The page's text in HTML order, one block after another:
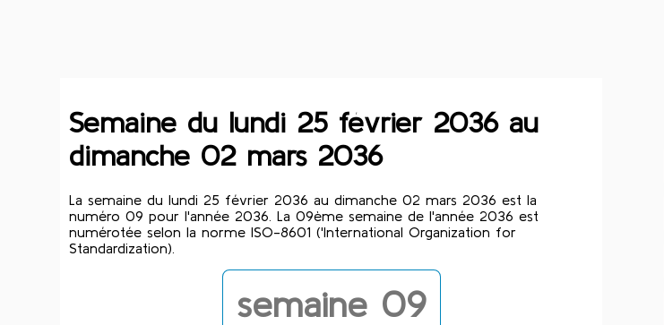
Semaine du lundi 25 février 2036 au
dimanche 02 mars 2036
La semaine du lundi 25 février 2036 au dimanche 02 mars 2036 est la
numéro 09 pour l'année 2036. La 09ème semaine de l'année 2036 est
numérotée selon la norme ISO-8601 ('International Organization for
Standardization).
semaine 09